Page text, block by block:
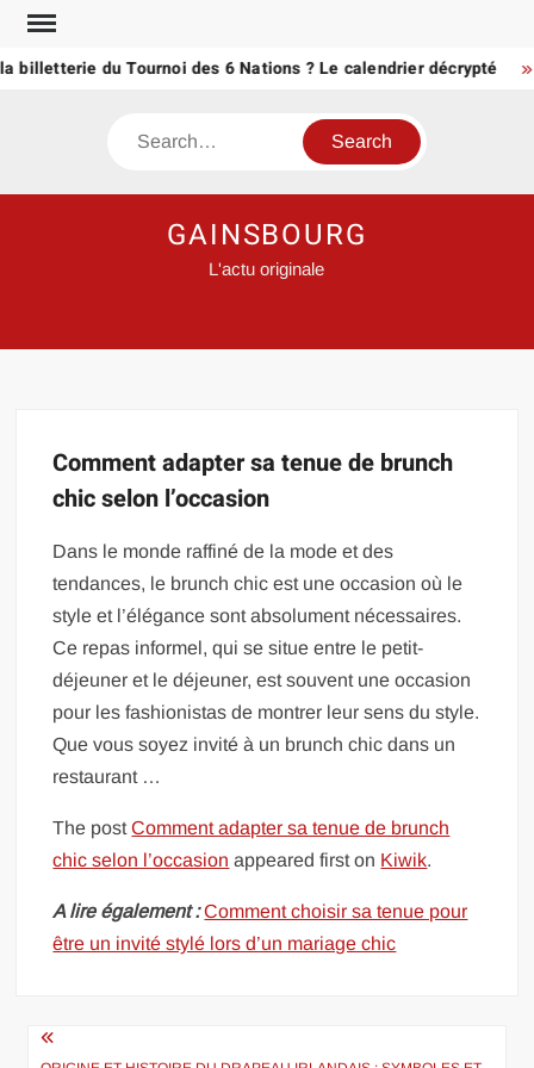
Skip
content
la billetterie du Tournoi des 6 Nations ? Le calendrier décrypté
Search
GAINSBOURG
L'actu originale
Comment adapter sa tenue de brunch
chic selon l’occasion
Dans le monde raffiné de la mode et des
tendances, le brunch chic est une occasion où le
style et l’élégance sont absolument nécessaires.
Ce repas informel, qui se situe entre le petit-
déjeuner et le déjeuner, est souvent une occasion
pour les fashionistas de montrer leur sens du style.
Que vous soyez invité à un brunch chic dans un
restaurant …
The postComment adapter sa tenue de brunch
chic selon l’occasion appeared first on Kiwik.
A lire également : Comment choisir sa tenue pour
être un invité stylé lors d’un mariage chic
Navigation